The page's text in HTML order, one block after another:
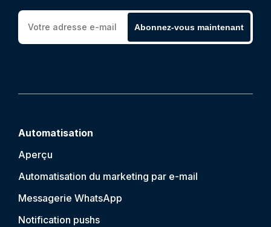
Abonnez-vous maintenant
Automatisation
Aperçu
Automatisation du marketing par e-mail
Messagerie WhatsApp
Notification pushs